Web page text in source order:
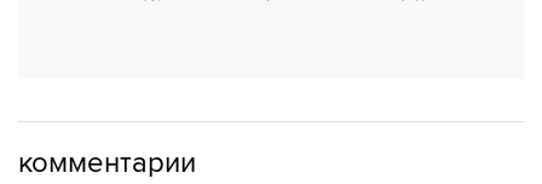
комментарии